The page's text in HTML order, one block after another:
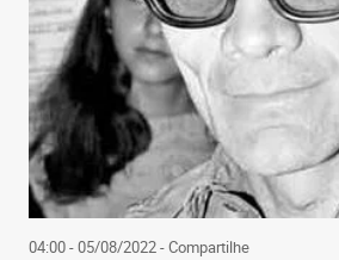
04:00 - 05/08/2022- Compartilhe